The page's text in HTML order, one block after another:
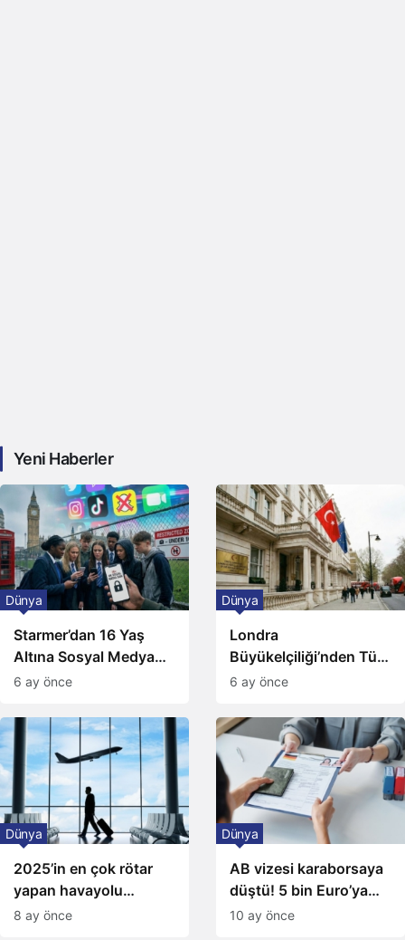
Yeni Haberler
Starmer’dan 16 Yaş
Altına Sosyal Medya
Yasağı İçin Hızlı Yasa
Dünya
6 ay önce
Londra
Büyükelçiliği’nden Türk
vatandaşlarına
Dünya
6 ay önce
2025’in en çok rötar
yapan havayolu
açıklandı
Dünya
8 ay önce
AB vizesi karaborsaya
düştü! 5 bin Euro’ya
varan fiyatlarla
Dünya
10 ay önce